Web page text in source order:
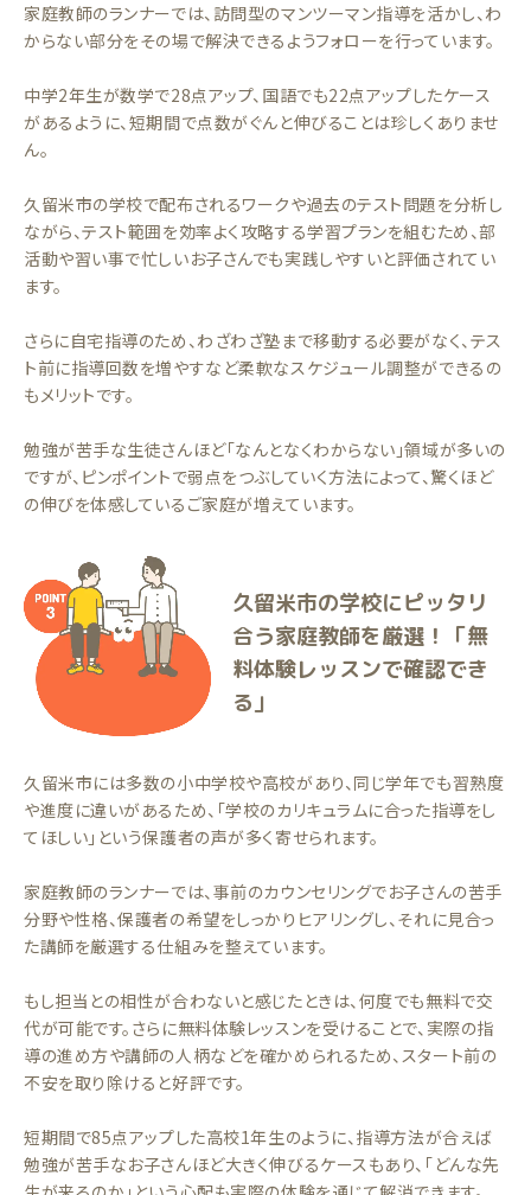
家庭教師のランナーでは、訪問型のマンツーマン指導を活かし、わ
からない部分をその場で解決できるようフォローを行っています。
中学2年生が数学で28点アップ、国語でも22点アップしたケース
があるように、短期間で点数がぐんと伸びることは珍しくありませ
ん。
久留米市の学校で配布されるワークや過去のテスト問題を分析し
ながら、テスト範囲を効率よく攻略する学習プランを組むため、部
活動や習い事で忙しいお子さんでも実践しやすいと評価されてい
ます。
さらに自宅指導のため、わざわざ塾まで移動する必要がなく、テス
ト前に指導回数を増やすなど柔軟なスケジュール調整ができるの
もメリットです。
勉強が苦手な生徒さんほど「なんとなくわからない」領域が多いの
ですが、ピンポイントで弱点をつぶしていく方法によって、驚くほど
の伸びを体感しているご家庭が増えています。
久留米市の学校にピッタリ
合う家庭教師を厳選！「無
料体験レッスンで確認でき
る」
久留米市には多数の小中学校や高校があり、同じ学年でも習熟度
や進度に違いがあるため、「学校のカリキュラムに合った指導をし
てほしい」という保護者の声が多く寄せられます。
家庭教師のランナーでは、事前のカウンセリングでお子さんの苦手
分野や性格、保護者の希望をしっかりヒアリングし、それに見合っ
た講師を厳選する仕組みを整えています。
もし担当との相性が合わないと感じたときは、何度でも無料で交
代が可能です。さらに無料体験レッスンを受けることで、実際の指
導の進め方や講師の人柄などを確かめられるため、スタート前の
不安を取り除けると好評です。
短期間で85点アップした高校1年生のように、指導方法が合えば
勉強が苦手なお子さんほど大きく伸びるケースもあり、「どんな先